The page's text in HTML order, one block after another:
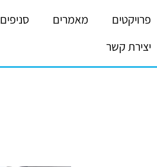
פרויקטים מאמרים סניפים
יצירת קשר